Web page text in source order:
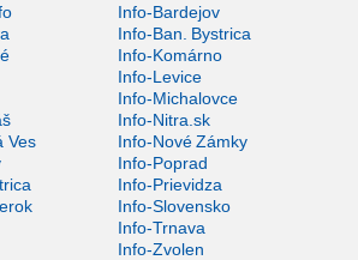
Info-Bardejov
Info-Ban. Bystrica
Info-Komárno
Info-Levice
Info-Michalovce
Info-Nitra.sk
Ves
Info-Nové Zámky
Info-Poprad
Info-Prievidza
Info-Slovensko
Info-Trnava
Info-Zvolen